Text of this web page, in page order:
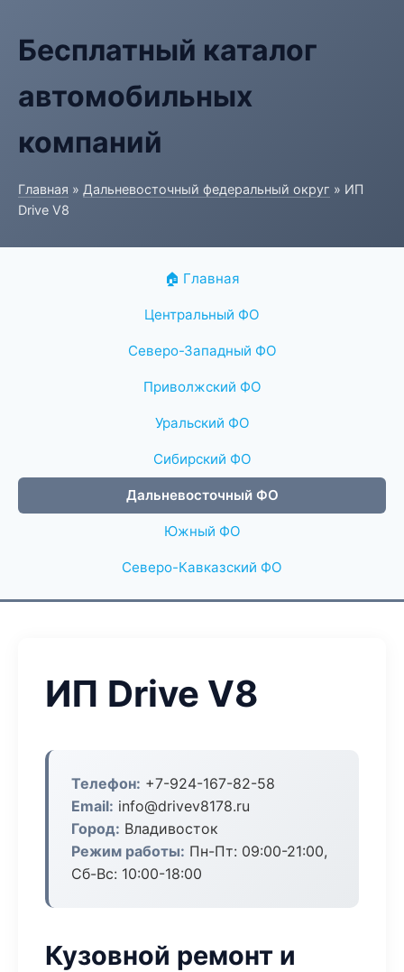
Бесплатный каталог
автомобильных
компаний
Главная » Дальневосточный федеральный округ » ИП
Drive V8
🏠 Главная
Центральный ФО
Северо-Западный ФО
Приволжский ФО
Уральский ФО
Сибирский ФО
Дальневосточный ФО
Южный ФО
Северо-Кавказский ФО
ИП Drive V8
Телефон: +7-924-167-82-58
Email: info@drivev8178.ru
Город: Владивосток
Режим работы: Пн-Пт: 09:00-21:00,
Сб-Вс: 10:00-18:00
Кузовной ремонт и